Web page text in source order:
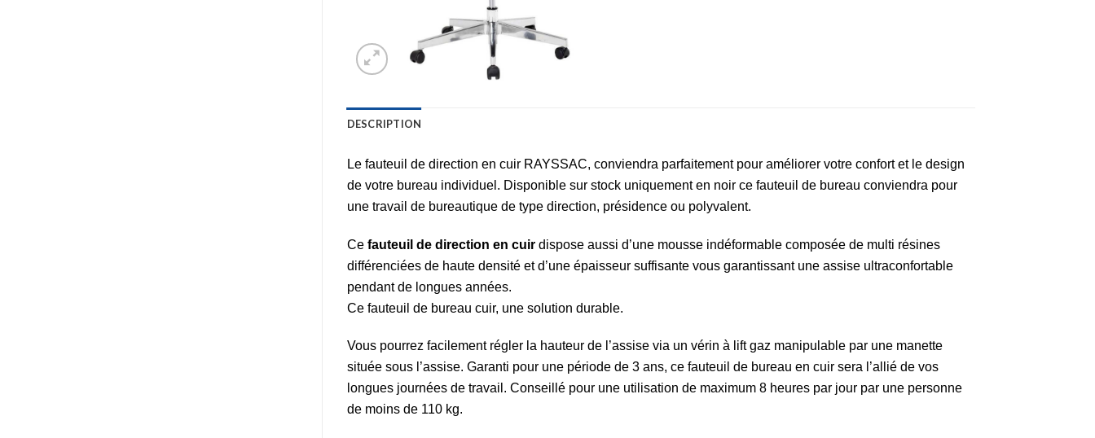
DESCRIPTION
Le fauteuil de direction en cuir RAYSSAC, conviendra parfaitement pour améliorer votre confort et le design
de votre bureau individuel. Disponible sur stock uniquement en noir ce fauteuil de bureau conviendra pour
une travail de bureautique de type direction, présidence ou polyvalent.
Ce fauteuil de direction en cuirdispose aussi d’une mousse indéformable composée de multi résines
différenciées de haute densité et d’une épaisseur suffisante vous garantissant une assise ultraconfortable
pendant de longues années.
Ce fauteuil de bureau cuir, une solution durable.
Vous pourrez facilement régler la hauteur de l’assise via un vérin à lift gaz manipulable par une manette
située sous l’assise. Garanti pour une période de 3 ans, ce fauteuil de bureau en cuir sera l’allié de vos
longues journées de travail . Conseillé pour une utilisation de maximum 8 heures par jour par une personne
de moins de 110 kg.